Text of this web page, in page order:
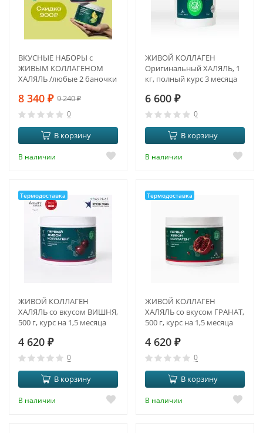
ВКУСНЫЕ НАБОРЫ с
ЖИВЫМ КОЛЛАГЕНОМ
ХАЛЯЛЬ /любые 2 баночки
8 340 ₽ 9 240₽
0
В корзину
В наличии
ЖИВОЙ КОЛЛАГЕН
Оригинальный ХАЛЯЛЬ, 1
кг, полный курс 3 месяца
6 600 ₽
0
В корзину
В наличии
Термодоставка
ЖИВОЙ КОЛЛАГЕН
ХАЛЯЛЬ со вкусом ВИШНЯ,
500 г, курс на 1,5 месяца
4 620 ₽
0
В корзину
В наличии
Термодоставка
ЖИВОЙ КОЛЛАГЕН
ХАЛЯЛЬ со вкусом ГРАНАТ,
500 г, курс на 1,5 месяца
4 620 ₽
0
В корзину
В наличии